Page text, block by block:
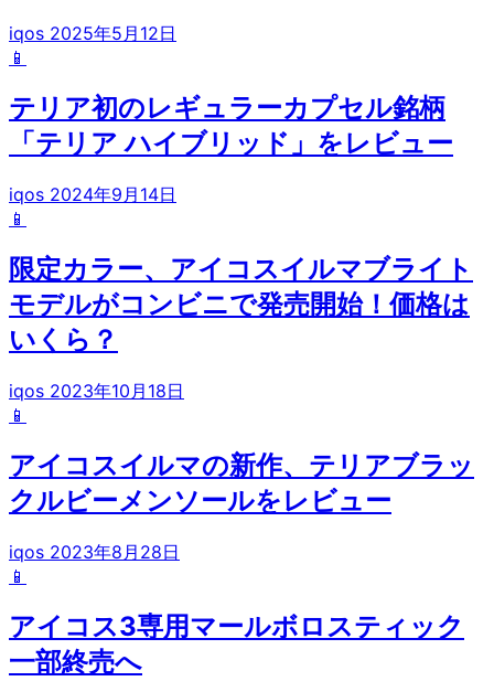
iqos 2025年5月12日
📱
テリア初のレギュラーカプセル銘柄
「テリア ハイブリッド」をレビュー
iqos 2024年9月14日
📱
限定カラー、アイコスイルマブライト
モデルがコンビニで発売開始！価格は
いくら？
iqos 2023年10月18日
📱
アイコスイルマの新作、テリアブラッ
クルビーメンソールをレビュー
iqos 2023年8月28日
📱
アイコス3専用マールボロスティック
一部終売へ